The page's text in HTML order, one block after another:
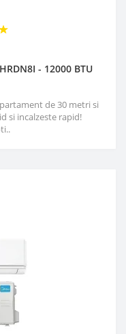
- 12000 BTU
de 30 metri si
si incalzeste rapid!